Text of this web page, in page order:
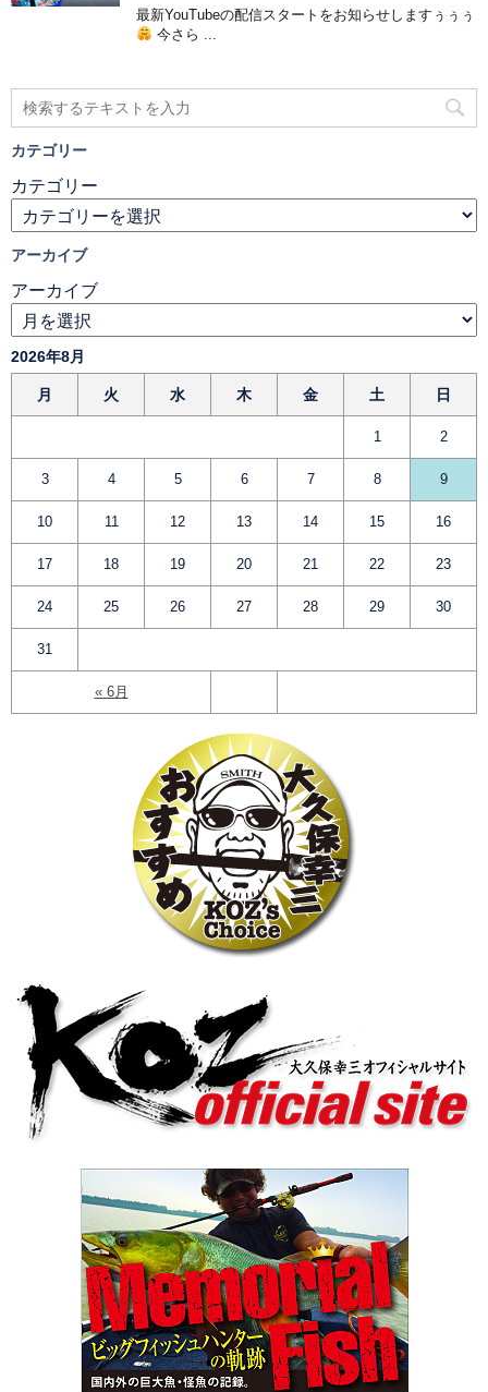
最新YouTubeの配信スタートをお知らせしますぅぅぅ
今さら ...
カテゴリー
カテゴリー
アーカイブ
アーカイブ
2026年8月
月 火 水 木 金 土 日
« 6月
1 2
3 4 5 6 7 8 9
10 11 12 13 14 15 16
17 18 19 20 21 22 23
24 25 26 27 28 29 30
31